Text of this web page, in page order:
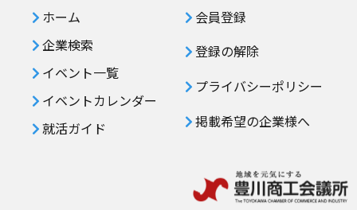
ホーム
企業検索
イベント一覧
イベントカレンダー
就活ガイド
会員登録
登録の解除
プライバシーポリシー
掲載希望の企業様へ